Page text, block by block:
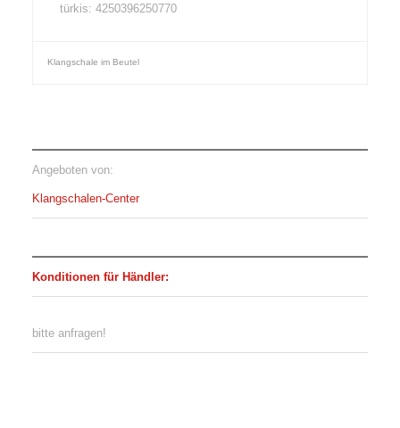
türkis: 4250396250770
Klangschale im Beutel
Angeboten von:
Klangschalen-Center
Konditionen für Händler:
bitte anfragen!